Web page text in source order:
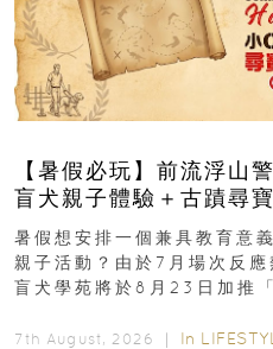
【暑假必玩】前流浮山
盲犬親子體驗＋古蹟
組免費名額
暑假想安排一個兼具教育意
親子活動？由於7月場次反
盲犬學苑將於8月23日加推
7th August, 2026 ｜ In